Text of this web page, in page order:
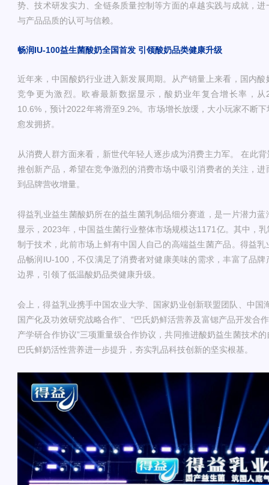
势、技术研发实力、全链条质量控制等方面的卓越实践与成就，
与产品品质的认可与信赖。
畅润IU-100益生菌酸奶全国首发 引领酸奶品类健康升级
近年来，中国酸奶行业进入新发展周期。从产销量上来看，国内
竞争更为激烈。欧睿最新数据显示，酸奶业年复合增长率，从
10.6%，预计2022年将滑至9.2%。市场增长放缓，大小玩家不断
愈发拥挤。
从消费人群方面来看，新世代年轻人逐步成为消费主力军。 在此
推创新产品，希望在竞争激烈的消费市场中吸引消费者的关注，
到品牌营收增量。
得益乳业益生菌酸奶所在的益生菌乳制品细分赛道，是一片潜力
显示，2023年，中国益生菌行业整体市场规模达1171亿。其中，
制于技术，此前市场上鲜有中国人自己的高端益生菌产品。得益
品畅润IU-100，不仅满足了消费者对健康美味的需求，丰富了品
边界，引领了低温酸奶品类健康升级。
会上，得益乳业携手中国农业大学、国家奶业创新联盟团队、中国
国产化及功效研究战略合作”、“巴氏奶鲜活营养及富锶产品开发合
产学研合作协议”三项重量级合作协议，共同推进酸奶益生菌技术
巴氏鲜奶活性营养进一步提升，夯实乳品科技创新的坚实根基。